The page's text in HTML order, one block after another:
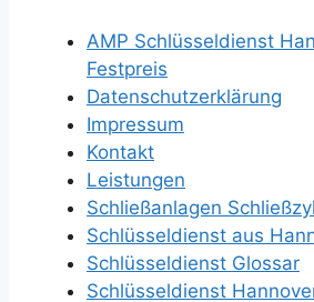
AMP Schlüsseldienst
Festpreis
Datenschutzerklärung
Impressum
Kontakt
Leistungen
Schließanlagen
Schlüsseldienst aus
Schlüsseldienst Glossar
Schlüsseldienst